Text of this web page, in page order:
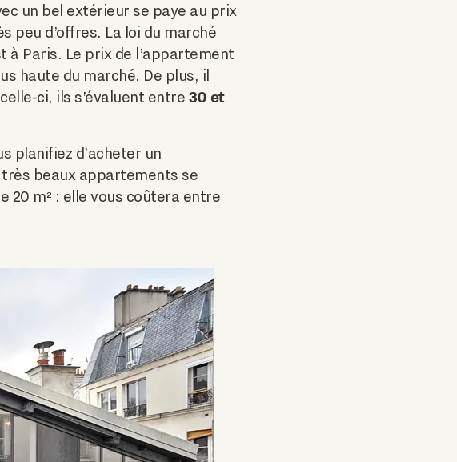
un bel extérieur se paye au prix
peu d’offres. La loi du marché
à Paris. Le prix de l’appartement
haute du marché. De plus, il
ci, ils s’évaluent entre 30 et
planifiez d’acheter un
beaux appartements se
20 m² : elle vous coûtera entre